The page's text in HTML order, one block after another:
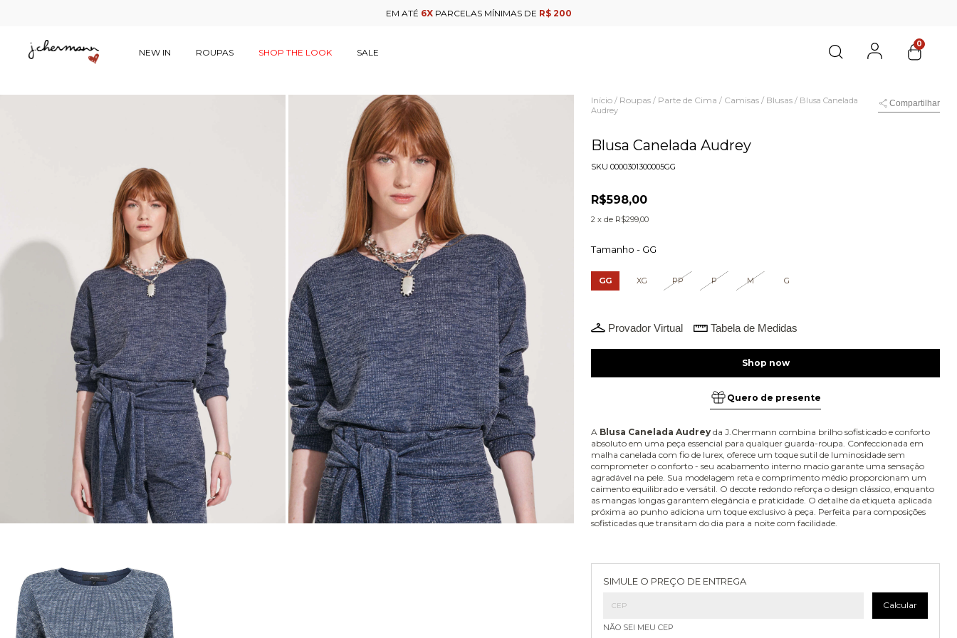
EM ATÉ 6XPARCELAS MÍNIMAS DE R$ 200
NEW IN ROUPAS SHOP THE LOOK SALE
0
Início / Roupas / Parte de Cima / Camisas / Blusas / Blusa Canelada
Audrey
Compartilhar
Blusa Canelada Audrey
SKU0000301300005GG
R$598,00
2 x de R$299,00
Tamanho - GG
GG XG PP P M G
Provador Virtual Tabela de Medidas
Quero de presente
A Blusa Canelada Audrey da J.Chermann combina brilho sofisticado e conforto
absoluto em uma peça essencial para qualquer guarda-roupa. Confeccionada em
malha canelada com fio de lurex, oferece um toque sutil de luminosidade sem
comprometer o conforto - seu acabamento interno macio garante uma sensação
agradável na pele. Sua modelagem reta e comprimento médio proporcionam um
caimento equilibrado e versátil. O decote redondo reforça o design clássico, enquanto
as mangas longas garantem elegância e praticidade. O detalhe da etiqueta aplicada
próxima ao punho adiciona um toque exclusivo à peça. Perfeita para composições
sofisticadas que transitam do dia para a noite com facilidade.
SIMULE O PREÇO DE ENTREGA
Calcular
NÃO SEI MEU CEP